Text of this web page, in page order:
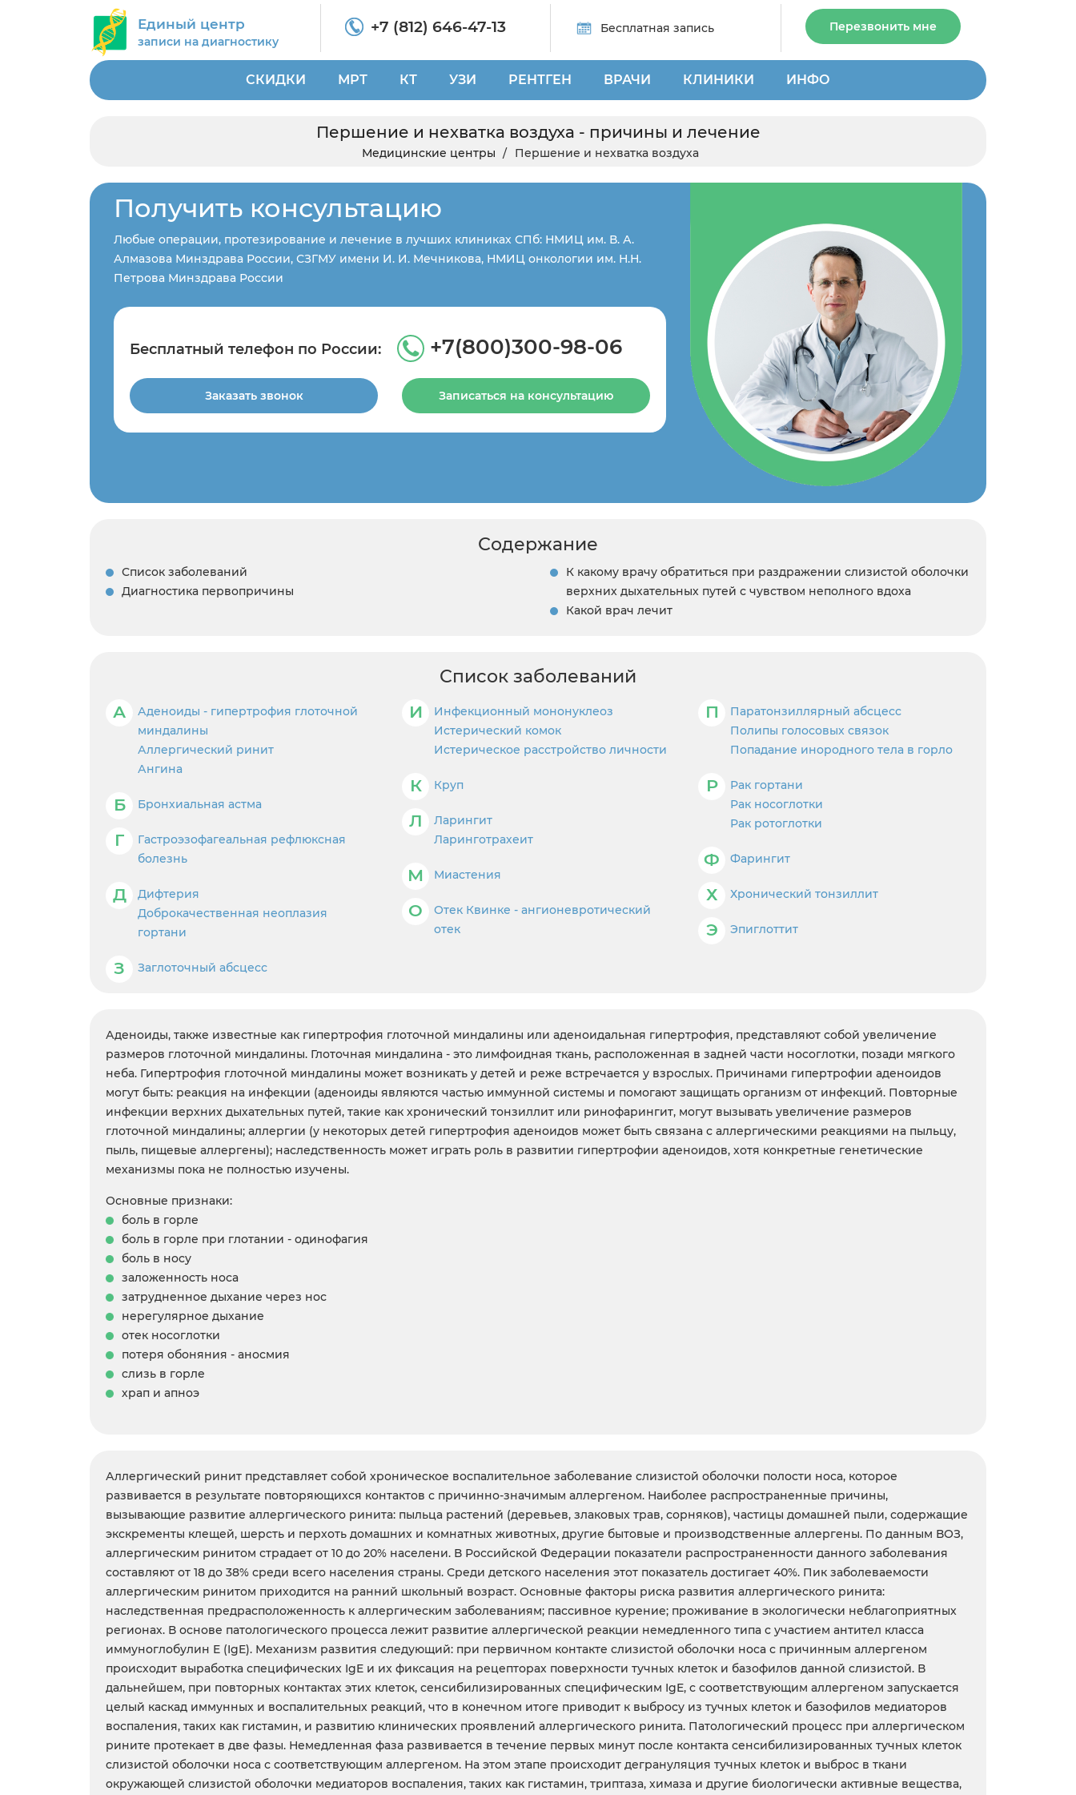
Единый центр
записи на диагностику
+7 (812) 646-47-13 Бесплатная запись Перезвонить мне
СКИДКИ МРТ КТ УЗИ РЕНТГЕН ВРАЧИ КЛИНИКИ ИНФО
Першение и нехватка воздуха - причины и лечение
Медицинские центры Першение и нехватка воздуха
Получить консультацию
Любые операции, протезирование и лечение в лучших клиниках СПб: НМИЦ им. В. А.
Алмазова Минздрава России, СЗГМУ имени И. И. Мечникова, НМИЦ онкологии им. Н.Н.
Петрова Минздрава России
Бесплатный телефон по России: +7(800)300-98-06
Заказать звонок Записаться на консультацию
Содержание
Список заболеваний
Диагностика первопричины
К какому врачу обратиться при раздражении слизистой оболочки
верхних дыхательных путей с чувством неполного вдоха
Какой врач лечит
Список заболеваний
А
Аденоиды - гипертрофия глоточной
миндалины
Аллергический ринит
Ангина
Б Бронхиальная астма
Г
Гастроэзофагеальная рефлюксная
болезнь
Д
Дифтерия
Доброкачественная неоплазия
гортани
З Заглоточный абсцесс
И
Инфекционный мононуклеоз
Истерический комок
Истерическое расстройство личности
К Круп
Л
Ларингит
Ларинготрахеит
М Миастения
О
Отек Квинке - ангионевротический
отек
П
Паратонзиллярный абсцесс
Полипы голосовых связок
Попадание инородного тела в горло
Р
Рак гортани
Рак носоглотки
Рак ротоглотки
Ф Фарингит
Х Хронический тонзиллит
Э Эпиглоттит
Аденоиды, также известные как гипертрофия глоточной миндалины или аденоидальная гипертрофия, представляют собой увеличение
размеров глоточной миндалины. Глоточная миндалина - это лимфоидная ткань, расположенная в задней части носоглотки, позади мягкого
неба. Гипертрофия глоточной миндалины может возникать у детей и реже встречается у взрослых. Причинами гипертрофии аденоидов
могут быть: реакция на инфекции (аденоиды являются частью иммунной системы и помогают защищать организм от инфекций. Повторные
инфекции верхних дыхательных путей, такие как хронический тонзиллит или ринофарингит, могут вызывать увеличение размеров
глоточной миндалины; аллергии (у некоторых детей гипертрофия аденоидов может быть связана с аллергическими реакциями на пыльцу,
пыль, пищевые аллергены); наследственность может играть роль в развитии гипертрофии аденоидов, хотя конкретные генетические
механизмы пока не полностью изучены.
Основные признаки:
боль в горле
боль в горле при глотании - одинофагия
боль в носу
заложенность носа
затрудненное дыхание через нос
нерегулярное дыхание
отек носоглотки
потеря обоняния - аносмия
слизь в горле
храп и апноэ
Аллергический ринит представляет собой хроническое воспалительное заболевание слизистой оболочки полости носа, которое
развивается в результате повторяющихся контактов с причинно-значимым аллергеном. Наиболее распространенные причины,
вызывающие развитие аллергического ринита: пыльца растений (деревьев, злаковых трав, сорняков), частицы домашней пыли, содержащие
экскременты клещей, шерсть и перхоть домашних и комнатных животных, другие бытовые и производственные аллергены. По данным ВОЗ,
аллергическим ринитом страдает от 10 до 20% населени. В Российской Федерации показатели распространенности данного заболевания
составляют от 18 до 38% среди всего населения страны. Среди детского населения этот показатель достигает 40%. Пик заболеваемости
аллергическим ринитом приходится на ранний школьный возраст. Основные факторы риска развития аллергического ринита:
наследственная предрасположенность к аллергическим заболеваниям; пассивное курение; проживание в экологически неблагоприятных
регионах. В основе патологического процесса лежит развитие аллергической реакции немедленного типа с участием антител класса
иммуноглобулин E (IgE). Механизм развития следующий: при первичном контакте слизистой оболочки носа с причинным аллергеном
происходит выработка специфических IgE и их фиксация на рецепторах поверхности тучных клеток и базофилов данной слизистой. В
дальнейшем, при повторных контактах этих клеток, сенсибилизированных специфическим IgE, с соответствующим аллергеном запускается
целый каскад иммунных и воспалительных реакций, что в конечном итоге приводит к выбросу из тучных клеток и базофилов медиаторов
воспаления, таких как гистамин, и развитию клинических проявлений аллергического ринита. Патологический процесс при аллергическом
рините протекает в две фазы. Немедленная фаза развивается в течение первых минут после контакта сенсибилизированных тучных клеток
слизистой оболочки носа с соответствующим аллергеном. На этом этапе происходит дегрануляция тучных клеток и выброс в ткани
окружающей слизистой оболочки медиаторов воспаления, таких как гистамин, триптаза, химаза и другие биологически активные вещества,